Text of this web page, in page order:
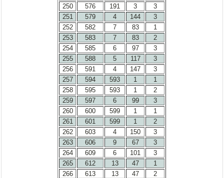
250
576 191 3
3
251
579 4 144
3
252
582 7 83
1
253
583 7 83
2
254
585 6 97
3
255
588 5 117
3
256
591 4 147
3
257
594 593 1
1
258
595 593 1
2
259
597 6 99
3
260
600 599 1
1
261
601 599 1
2
262
603 4 150
3
263
606 9 67
3
264
609 6 101
3
265
612 13 47
1
266
613 13 47
2